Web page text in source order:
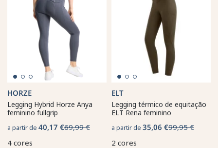
HORZE
Legging Hybrid Horze Anya
feminino fullgrip
a partir de 40,17 €69,99 €
4 cores
ELT
Legging térmico de equitação
ELT Rena feminino
a partir de 35,06 €99,95 €
2 cores